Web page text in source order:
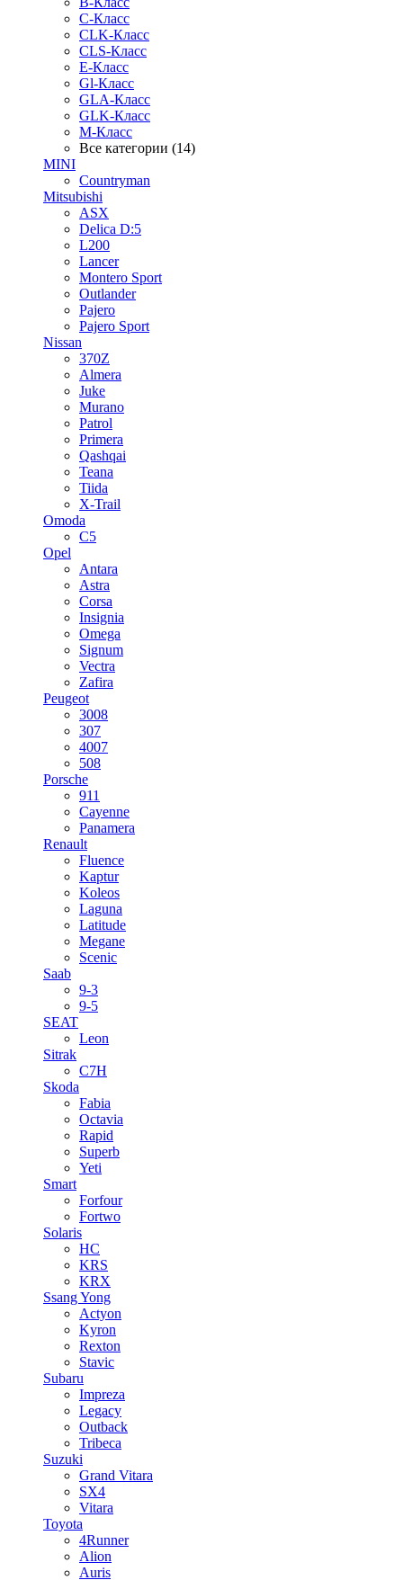
C-Класс
CLK-Класс
CLS-Класс
E-Класс
Gl-Класс
GLA-Класс
GLK-Класс
M-Класс
Все категории (14)
MINI
Countryman
Mitsubishi
ASX
Delica D:5
L200
Lancer
Montero Sport
Outlander
Pajero
Pajero Sport
Nissan
370Z
Almera
Juke
Murano
Patrol
Primera
Qashqai
Teana
Tiida
X-Trail
Omoda
C5
Opel
Antara
Astra
Corsa
Insignia
Omega
Signum
Vectra
Zafira
Peugeot
3008
307
4007
508
Porsche
911
Cayenne
Panamera
Renault
Fluence
Kaptur
Koleos
Laguna
Latitude
Megane
Scenic
Saab
9-3
9-5
SEAT
Leon
Sitrak
C7H
Skoda
Fabia
Octavia
Rapid
Superb
Yeti
Smart
Forfour
Fortwo
Solaris
HC
KRS
KRX
Ssang Yong
Actyon
Kyron
Rexton
Stavic
Subaru
Impreza
Legacy
Outback
Tribeca
Suzuki
Grand Vitara
SX4
Vitara
Toyota
4Runner
Alion
Auris